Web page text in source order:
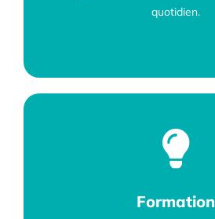
quotidien.
Formation